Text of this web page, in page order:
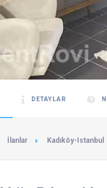
DETAYLAR
İlanlar Kadıköy-Istanbul